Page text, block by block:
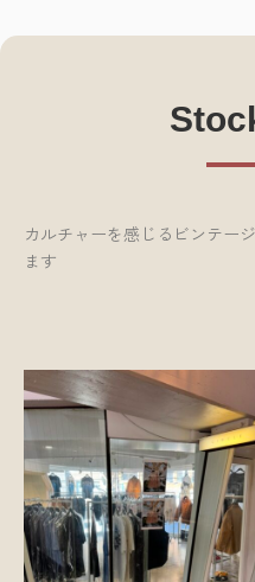
カルチャーを感じるビンテー
ます